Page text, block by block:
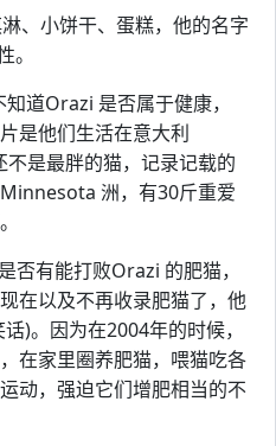
、小饼干、蛋糕，他的名字
道Orazi 是否属于健康，
是他们生活在意大利
是最胖的猫，记录记载的
洲，有30斤重爱
否有能打败Orazi 的肥猫，
在以及不再收录肥猫了，他
)。因为在2004年的时候，
在家里圈养肥猫，喂猫吃各
动，强迫它们增肥相当的不